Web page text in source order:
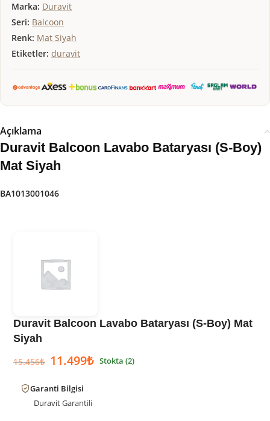
Marka: Duravit
Seri: Balcoon
Renk: Mat Siyah
Etiketler: duravit
Açıklama
Duravit Balcoon Lavabo Bataryası (S-Boy)
Mat Siyah
BA1013001046
Duravit Balcoon Lavabo Bataryası (S-Boy) Mat
Siyah
15.456₺ 11.499₺ Stokta (2)
Garanti Bilgisi
DuravitGarantili